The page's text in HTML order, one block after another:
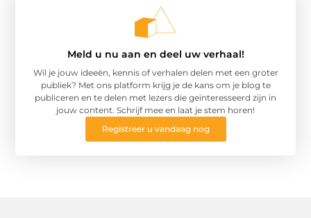
Meld u nu aan en deel uw verhaal!
Wil je jouw ideeën, kennis of verhalen delen met een groter
publiek? Met ons platform krijg je de kans om je blog te
publiceren en te delen met lezers die geïnteresseerd zijn in
jouw content. Schrijf mee en laat je stem horen!
Registreer u vandaag nog